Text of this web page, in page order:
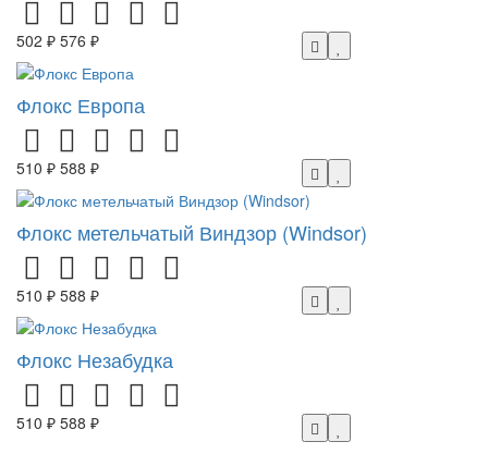
502 ₽ 576 ₽
Флокс Европа
510 ₽ 588 ₽
Флокс метельчатый Виндзор (Windsor)
510 ₽ 588 ₽
Флокс Незабудка
510 ₽ 588 ₽